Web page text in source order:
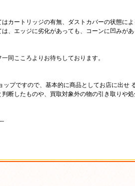
カートリッジの有無、ダストカバーの状態に
、エッジに劣化があっても、コーンに凹みが
同こころよりお待ちしております。
プですので、基本的に商品としてお店に出せ
断したものや、買取対象外の物の引き取りや